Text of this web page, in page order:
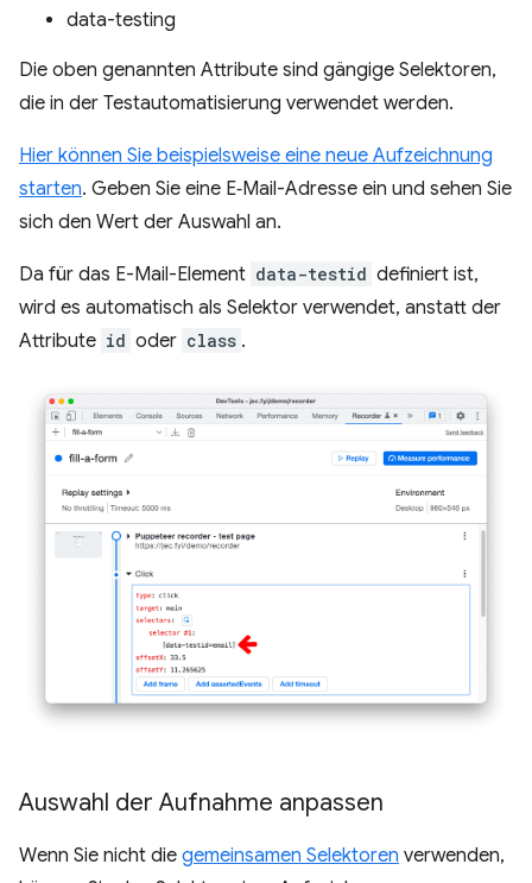
data-testing
Die oben genannten Attribute sind gängige Selektoren,
die in der Testautomatisierung verwendet werden.
Hier können Sie beispielsweise eine neue Aufzeichnung
starten. Geben Sie eine E‑Mail-Adresse ein und sehen Sie
sich den Wert der Auswahl an.
Da für das E-Mail-Element data-testid definiert ist,
wird es automatisch als Selektor verwendet, anstatt der
Attribute id oder class .
Auswahl der Aufnahme anpassen
Wenn Sie nicht die gemeinsamen Selektoren verwenden,